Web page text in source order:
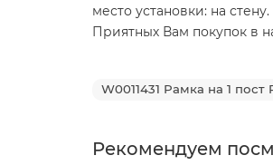
место установки: на
Приятных Вам покупок в
W0011431 Рамка на 1
Рекомендуем